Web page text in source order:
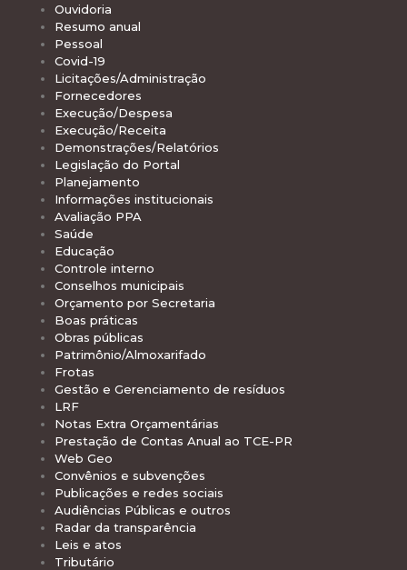
Ouvidoria
Resumo anual
Pessoal
Covid-19
Licitações/Administração
Fornecedores
Execução/Despesa
Execução/Receita
Demonstrações/Relatórios
Legislação do Portal
Planejamento
Informações institucionais
Avaliação PPA
Saúde
Educação
Controle interno
Conselhos municipais
Orçamento por Secretaria
Boas práticas
Obras públicas
Patrimônio/Almoxarifado
Frotas
Gestão e Gerenciamento de resíduos
LRF
Notas Extra Orçamentárias
Prestação de Contas Anual ao TCE-PR
Web Geo
Convênios e subvenções
Publicações e redes sociais
Audiências Públicas e outros
Radar da transparência
Leis e atos
Tributário